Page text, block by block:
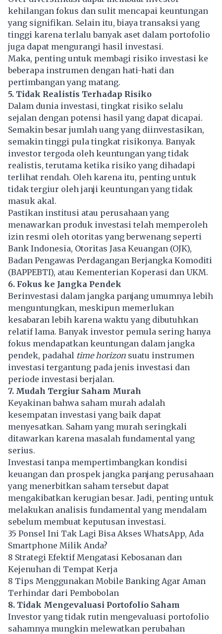
kehilangan fokus dan sulit mencapai keuntungan
yang signifikan. Selain itu, biaya transaksi yang
tinggi karena terlalu banyak aset dalam portofolio
juga dapat mengurangi hasil investasi.
Maka, penting untuk membagi risiko investasi ke
beberapa instrumen dengan hati-hati dan
pertimbangan yang matang.
5. Tidak Realistis Terhadap Risiko
Dalam dunia investasi, tingkat risiko selalu
sejalan dengan potensi hasil yang dapat dicapai.
Semakin besar jumlah uang yang diinvestasikan,
semakin tinggi pula tingkat risikonya. Banyak
investor tergoda oleh keuntungan yang tidak
realistis, terutama ketika risiko yang dihadapi
terlihat rendah. Oleh karena itu, penting untuk
tidak tergiur oleh janji keuntungan yang tidak
masuk akal.
Pastikan institusi atau perusahaan yang
menawarkan produk investasi telah memperoleh
izin resmi oleh otoritas yang berwenang seperti
Bank Indonesia, Otoritas Jasa Keuangan (OJK),
Badan Pengawas Perdagangan Berjangka Komoditi
(BAPPEBTI), atau Kementerian Koperasi dan UKM.
6. Fokus ke Jangka Pendek
Berinvestasi dalam jangka panjang umumnya lebih
menguntungkan, meskipun memerlukan
kesabaran lebih karena waktu yang dibutuhkan
relatif lama. Banyak investor pemula sering hanya
fokus mendapatkan keuntungan dalam jangka
pendek, padahal time horizon suatu instrumen
investasi tergantung pada jenis investasi dan
periode investasi berjalan.
7. Mudah Tergiur Saham Murah
Keyakinan bahwa saham murah adalah
kesempatan investasi yang baik dapat
menyesatkan. Saham yang murah seringkali
ditawarkan karena masalah fundamental yang
serius.
Investasi tanpa mempertimbangkan kondisi
keuangan dan prospek jangka panjang perusahaan
yang menerbitkan saham tersebut dapat
mengakibatkan kerugian besar. Jadi, penting untuk
melakukan analisis fundamental yang mendalam
sebelum membuat keputusan investasi.
35 Ponsel Ini Tak Lagi Bisa Akses WhatsApp, Ada
Smartphone Milik Anda?
8 Strategi Efektif Mengatasi Kebosanan dan
Kejenuhan di Tempat Kerja
8 Tips Menggunakan Mobile Banking Agar Aman
Terhindar dari Pembobolan
8. Tidak Mengevaluasi Portofolio Saham
Investor yang tidak rutin mengevaluasi portofolio
sahamnya mungkin melewatkan perubahan